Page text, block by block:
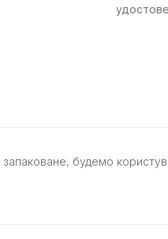
будемо